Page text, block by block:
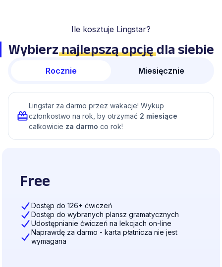
Ile kosztuje Lingstar?
Wybierznajlepszą opcjędla siebie
Rocznie Miesięcznie
Lingstar za darmo przez wakacje! Wykup
członkostwo na rok, by otrzymać 2 miesiące
całkowicie za darmo co rok!
Free
Dostęp do 126+ ćwiczeń
Dostęp do wybranych plansz gramatycznych
Udostępnianie ćwiczeń na lekcjach on-line
Naprawdę za darmo - karta płatnicza nie jest
wymagana